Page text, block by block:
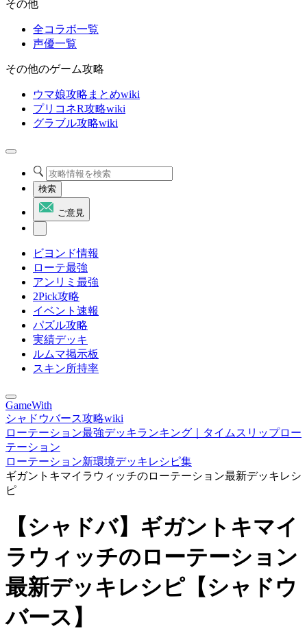
その他
全コラボ一覧
声優一覧
その他のゲーム攻略
ウマ娘攻略まとめwiki
プリコネR攻略wiki
グラブル攻略wiki
検索
ご意見
ビヨンド情報
ローテ最強
アンリミ最強
2Pick攻略
イベント速報
パズル攻略
実績デッキ
ルムマ掲示板
スキン所持率
GameWith
シャドウバース攻略wiki
ローテーション最強デッキランキング｜タイムスリップロー
テーション
ローテーション新環境デッキレシピ集
ギガントキマイラウィッチのローテーション最新デッキレシ
ピ
【シャドバ】ギガントキマイ
ラウィッチのローテーション
最新デッキレシピ【シャドウ
バース】